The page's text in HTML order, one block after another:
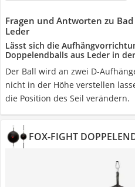
Fragen und Antworten zu
Leder
Lässt sich die
Doppelendballs aus Leder in
Der Ball wird an zwei D-
nicht in der Höhe verstellen
die Position des Seil verändern.
FOX-FIGHT